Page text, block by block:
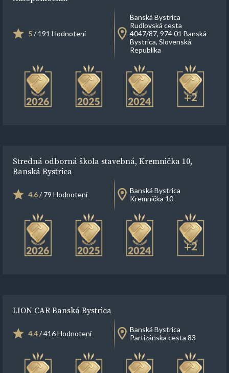
5/ 191 Hodnotení
Banská Bystrica
Rudlovská cesta
4047/87, 974 01 Banská
Bystrica, Slovenská
Republika
+2
Stredná odborná škola stavebná, Kremnička 10,
Banská Bystrica
4.6/ 79 Hodnotení
Banská Bystrica
Kremnička 10
+2
LION CAR Banská Bystrica
4.4/ 416 Hodnotení
Banská Bystrica
Partizánska cesta 83